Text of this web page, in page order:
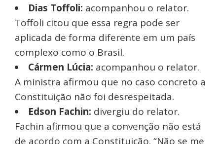
Dias Toffoli: acompanhou o relator.
Toffoli citou que essa regra pode ser
aplicada de forma diferente em um país
complexo como o Brasil.
Cármen Lúcia: acompanhou o relator.
A ministra afirmou que no caso concreto a
Constituição não foi desrespeitada.
Edson Fachin: divergiu do relator.
Fachin afirmou que a convenção não está
de acordo com a Constituição. “Não se me